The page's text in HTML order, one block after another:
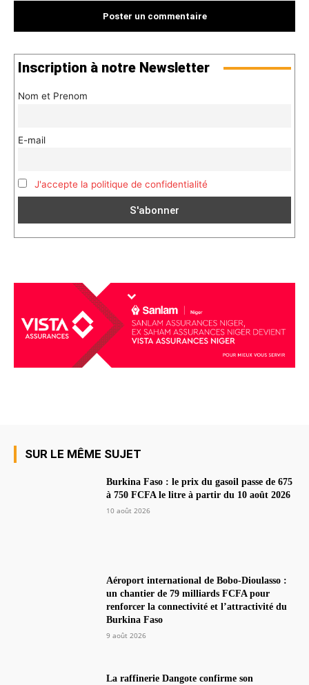
Inscription à notre Newsletter
Nom et Prenom
E-mail
J'accepte la politique de confidentialité
SUR LE MÊME SUJET
Burkina Faso : le prix du gasoil passe de 675
à 750 FCFA le litre à partir du 10 août 2026
10 août 2026
Aéroport international de Bobo-Dioulasso :
un chantier de 79 milliards FCFA pour
renforcer la connectivité et l’attractivité du
Burkina Faso
9 août 2026
La raffinerie Dangote confirme son